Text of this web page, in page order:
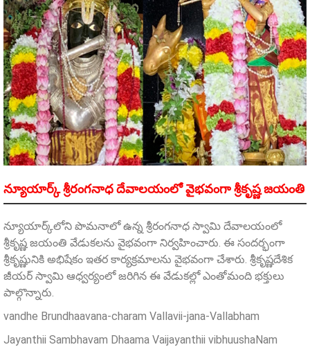
న్యూయార్క్‌ శ్రీరంగనాధ దేవాలయంలో వైభవంగా శ్రీకృష్ణ జయంతి
న్యూయార్క్‌లోని పొమనాలో ఉన్న శ్రీరంగనాధ స్వామి దేవాలయంలో
శ్రీకృష్ణ జయంతి వేడుకలను వైభవంగా నిర్వహించారు. ఈ సందర్భంగా
శ్రీకృష్ణునికి అభిషేకం ఇతర కార్యక్రమాలను వైభవంగా చేశారు. శ్రీకృష్ణదేశిక
జీయర్‌ స్వామి ఆధ్వర్యంలో జరిగిన ఈ వేడుకల్లో ఎంతోమంది భక్తులు
పాల్గొన్నారు.
vandhe Brundhaavana-charam Vallavii-jana-Vallabham
Jayanthii Sambhavam Dhaama Vaijayanthii vibhuushaNam